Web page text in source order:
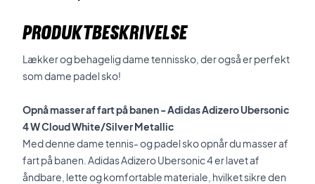
PRODUKTBESKRIVELSE
Lækker og behagelig dame tennissko, der også er perfekt
som dame padel sko!
Opnå masser af fart på banen -Adidas Adizero Ubersonic
4 W Cloud White/Silver Metallic
Med denne dame tennis- og padel sko opnår du masser af
fart på banen. Adidas Adizero Ubersonic 4 er lavet af
åndbare, lette og komfortable materiale, hvilket sikre den